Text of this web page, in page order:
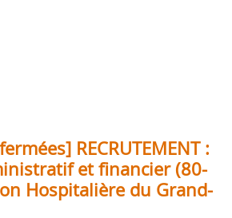
RECRUTEMENT :
et financier (80-
Hospitalière du Grand-